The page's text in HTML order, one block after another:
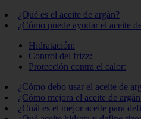
¿Qué es el aceite de argán?
¿Cómo puede ayudar el aceite
Hidratación:
Control del frizz:
Protección contra el calor:
¿Cómo debo usar el aceite de
¿Cómo mejora el aceite de
¿Cuál es el mejor aceite para